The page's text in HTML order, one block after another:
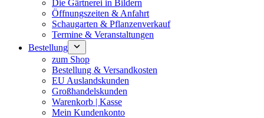
Die Gärtnerei in Bildern
Öffnungszeiten & Anfahrt
Schaugarten & Pflanzenverkauf
Termine & Veranstaltungen
Bestellung
zum Shop
Bestellung & Versandkosten
EU Auslandskunden
Großhandelskunden
Warenkorb | Kasse
Mein Kundenkonto